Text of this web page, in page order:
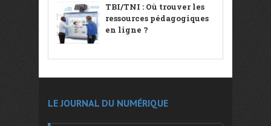
TBI/TNI : Où trouver les
ressources pédagogiques
en ligne ?
LE JOURNAL DU NUMÉRIQUE